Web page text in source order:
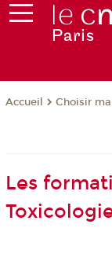
Accueil Choisir
Les